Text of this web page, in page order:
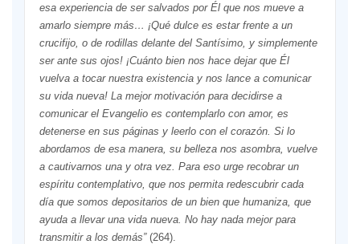
esa experiencia de ser salvados por Él que nos mueve a
amarlo siempre más… ¡Qué dulce es estar frente a un
crucifijo, o de rodillas delante del Santísimo, y simplemente
ser ante sus ojos! ¡Cuánto bien nos hace dejar que Él
vuelva a tocar nuestra existencia y nos lance a comunicar
su vida nueva! La mejor motivación para decidirse a
comunicar el Evangelio es contemplarlo con amor, es
detenerse en sus páginas y leerlo con el corazón. Si lo
abordamos de esa manera, su belleza nos asombra, vuelve
a cautivarnos una y otra vez. Para eso urge recobrar un
espíritu contemplativo, que nos permita redescubrir cada
día que somos depositarios de un bien que humaniza, que
ayuda a llevar una vida nueva. No hay nada mejor para
transmitir a los demás”(264).